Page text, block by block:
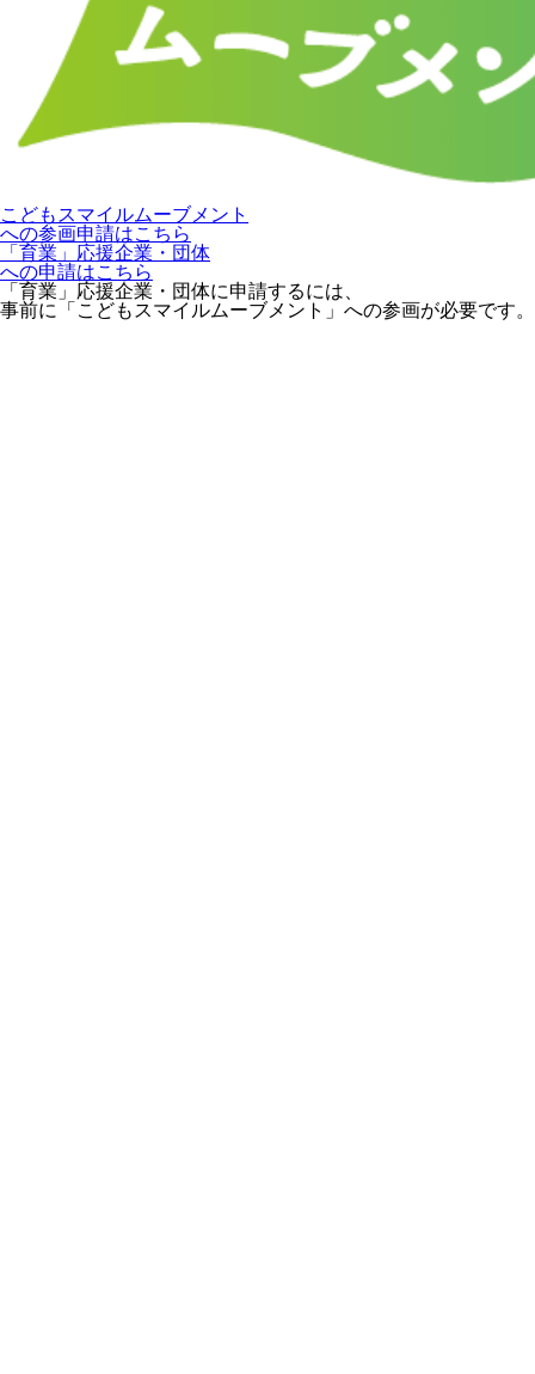
こどもスマイルムーブメント
への参画申請はこちら
「育業」応援企業・団体
への申請はこちら
「育業」応援企業・団体に申請するには、
事前に「こどもスマイルムーブメント」への参画が必要です。